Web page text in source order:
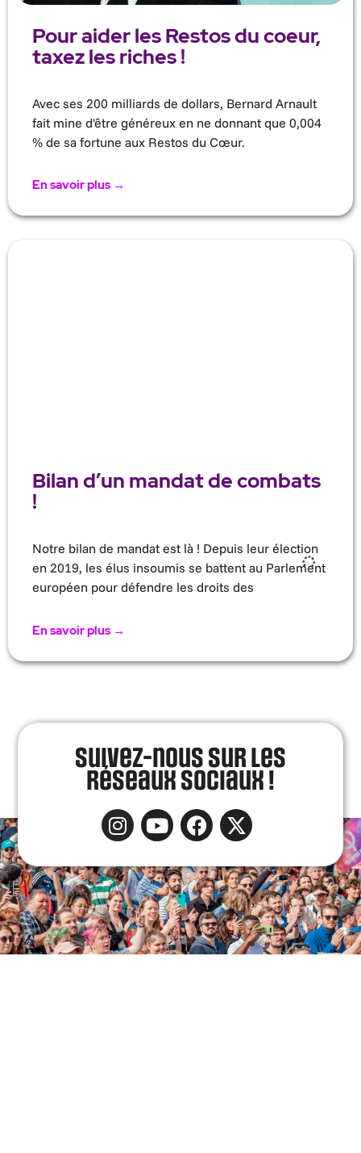
Pour aider les Restos du coeur,
taxez les riches !
Avec ses 200 milliards de dollars, Bernard Arnault
fait mine d'être généreux en ne donnant que 0,004
% de sa fortune aux Restos du Cœur.
En savoir plus →
Bilan d’un mandat de combats
!
Notre bilan de mandat est là ! Depuis leur élection
en 2019, les élus insoumis se battent au Parlement
européen pour défendre les droits des
En savoir plus →
Suivez-nous sur les
réseaux sociaux !